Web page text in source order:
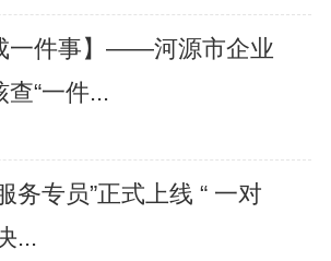
一件事】——河源市企业
“一件...
务专员”正式上线 “ 一对
...